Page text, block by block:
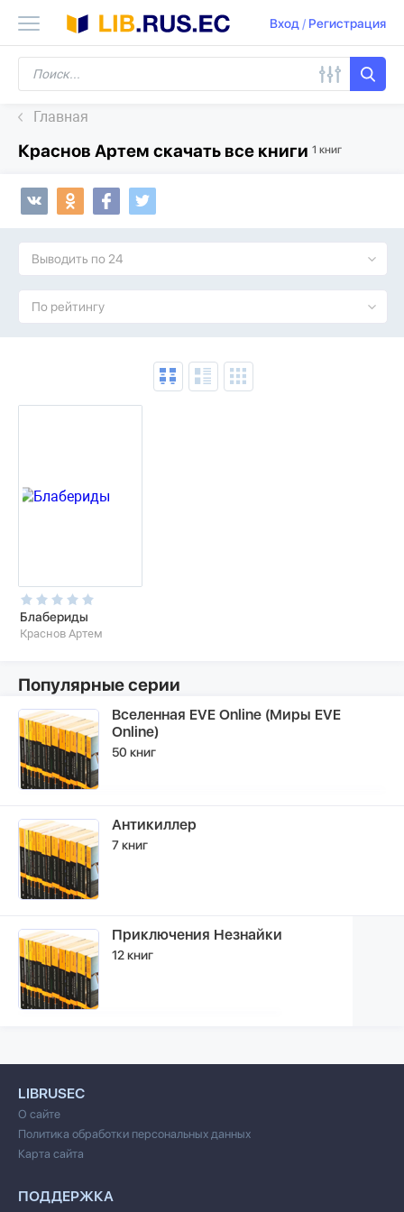
Вход/ Регистрация
Главная
Краснов Артем скачать все книги 1 книг
Выводить по 24
По рейтингу
Блабериды
Краснов Артем
Популярные серии
Вселенная EVE Online (Миры EVE
Online)
50 книг
Антикиллер
7 книг
Приключения Незнайки
12 книг
LIBRUSEC
О сайте
Политика обработки персональных данных
Карта сайта
ПОДДЕРЖКА